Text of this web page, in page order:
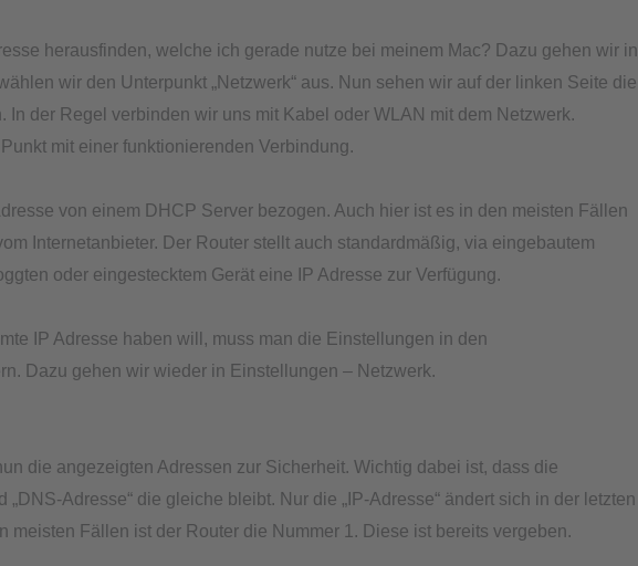
herausfinden, welche ich gerade nutze bei meinem Mac? Dazu gehen wir in
wir den Unterpunkt „Netzwerk“ aus. Nun sehen wir auf der linken Seite die
In der Regel verbinden wir uns mit Kabel oder WLAN mit dem Netzwerk.
mit einer funktionierenden Verbindung.
von einem DHCP Server bezogen. Auch hier ist es in den meisten Fällen
Internetanbieter. Der Router stellt auch standardmäßig, via eingebautem
oder eingestecktem Gerät eine IP Adresse zur Verfügung.
IP Adresse haben will, muss man die Einstellungen in den
Dazu gehen wir wieder in Einstellungen – Netzwerk.
die angezeigten Adressen zur Sicherheit. Wichtig dabei ist, dass die
„DNS-Adresse“ die gleiche bleibt. Nur die „IP-Adresse“ ändert sich in der letzten
meisten Fällen ist der Router die Nummer 1. Diese ist bereits vergeben.